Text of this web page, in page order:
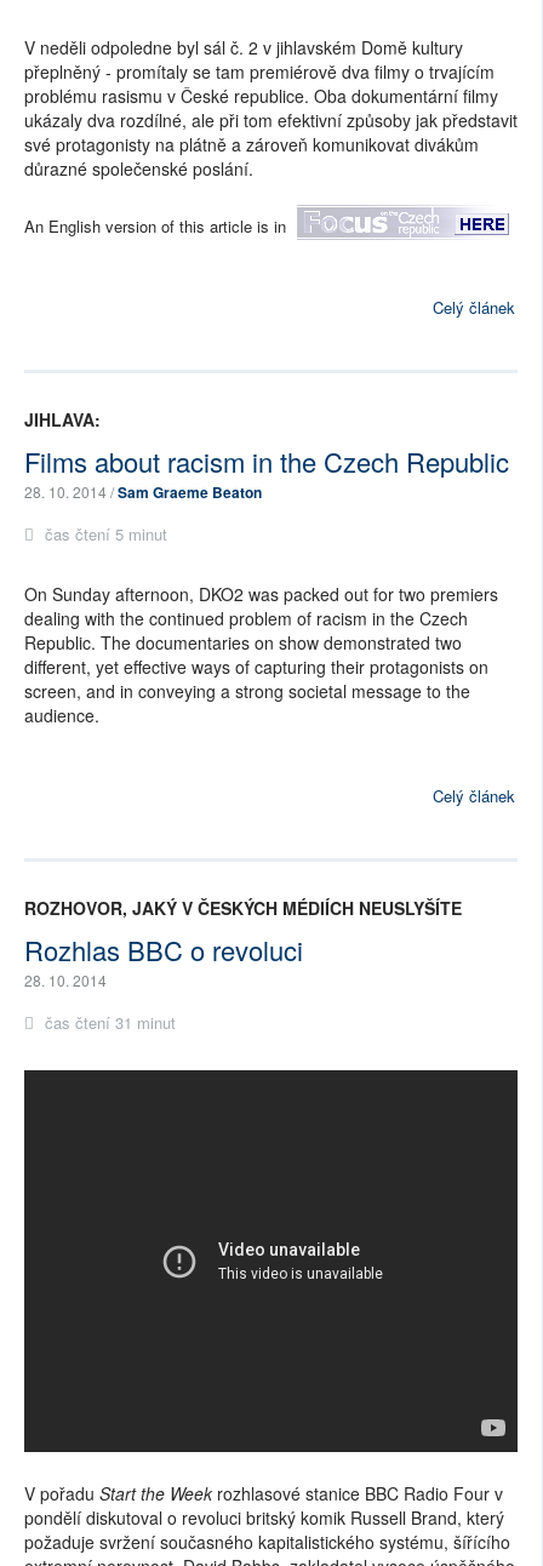
V neděli odpoledne byl sál č. 2 v jihlavském Domě kultury
přeplněný - promítaly se tam premiérově dva filmy o trvajícím
problému rasismu v České republice. Oba dokumentární filmy
ukázaly dva rozdílné, ale při tom efektivní způsoby jak představit
své protagonisty na plátně a zároveň komunikovat divákům
důrazné společenské poslání.
An English version of this article is in
Celý článek
JIHLAVA:
Films about racism in the Czech Republic
28. 10. 2014 /Sam Graeme Beaton
čas čtení 5 minut
On Sunday afternoon, DKO2 was packed out for two premiers
dealing with the continued problem of racism in the Czech
Republic. The documentaries on show demonstrated two
different, yet effective ways of capturing their protagonists on
screen, and in conveying a strong societal message to the
audience.
Celý článek
ROZHOVOR, JAKÝ V ČESKÝCH MÉDIÍCH NEUSLYŠÍTE
Rozhlas BBC o revoluci
28. 10. 2014
čas čtení 31 minut
V pořadu Start the Week rozhlasové stanice BBC Radio Four v
pondělí diskutoval o revoluci britský komik Russell Brand, který
požaduje svržení současného kapitalistického systému, šířícího